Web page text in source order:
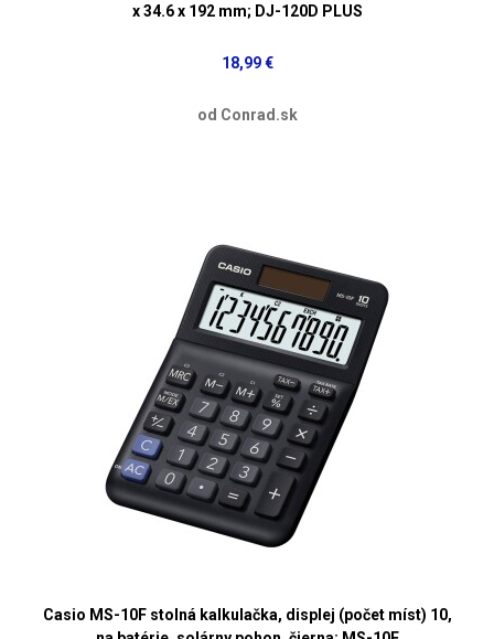
x 34.6 x 192 mm; DJ-120D PLUS
18,99 €
od Conrad.sk
Casio MS-10F stolná kalkulačka, displej (počet míst) 10,